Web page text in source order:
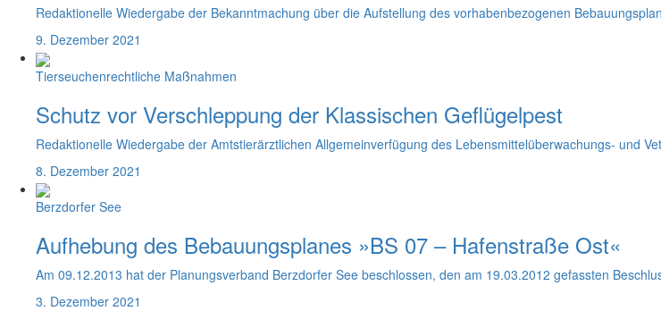
Redaktionelle Wiedergabe der Bekanntmachung über die Aufstellung des vorhabenbezogenen
9. Dezember 2021
Tierseuchenrechtliche Maßnahmen
Schutz vor Verschleppung der Klassischen Geflügelpest
Redaktionelle Wiedergabe der Amtstierärztlichen Allgemeinverfügung des Lebensmittelüberwachungs- und
8. Dezember 2021
Berzdorfer See
Aufhebung des Bebauungsplanes »BS 07 – Hafenstraße Ost«
Am 09.12.2013 hat der Planungsverband Berzdorfer See beschlossen, den am 19.03.2012 gefassten
3. Dezember 2021